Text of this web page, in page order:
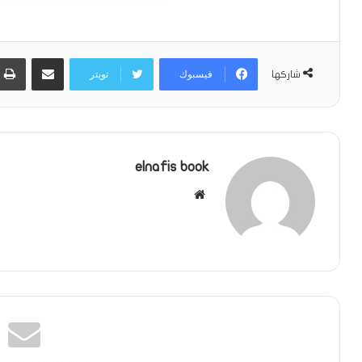
شاركها فيسبوك تويتر
مشاركة عبر البريد
elnafis book